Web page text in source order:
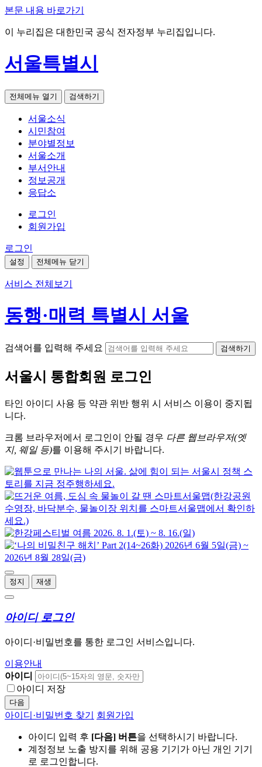
본문 내용 바로가기
이 누리집은 대한민국 공식 전자정부 누리집입니다.
서울특별시
전체메뉴 열기 검색하기
서울소식
시민참여
분야별정보
서울소개
부서안내
정보공개
응답소
로그인
회원가입
로그인
설정 전체메뉴 닫기
서비스 전체보기
동행·매력 특별시 서울
검색어를 입력해 주세요 검색하기
서울시 통합회원 로그인
타인 아이디 사용 등 약관 위반 행위 시 서비스 이용이 중지됩
니다.
크롬 브라우저에서 로그인이 안될 경우 다른 웹브라우저(엣
지, 웨일 등)를 이용해 주시기 바랍니다.
정지 재생
아이디 로그인
아이디·비밀번호를 통한 로그인 서비스입니다.
이용안내
아이디
아이디 저장
다음
아이디·비밀번호 찾기 회원가입
아이디 입력 후 [다음] 버튼을 선택하시기 바랍니다.
계정정보 노출 방지를 위해 공용 기기가 아닌 개인 기기
로 로그인합니다.